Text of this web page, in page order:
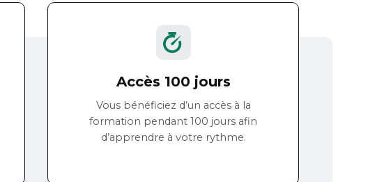
Accès 100 jours
Vous bénéficiez d’un accès à la
formation pendant 100 jours afin
d’apprendre à votre rythme.